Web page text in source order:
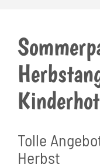
Tolle
Herbst